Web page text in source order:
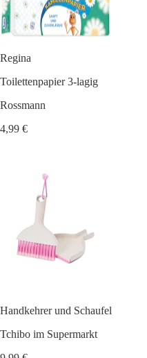
Regina
Toilettenpapier 3-lagig
Rossmann
4,99 €
Handkehrer und Schaufel
Tchibo im Supermarkt